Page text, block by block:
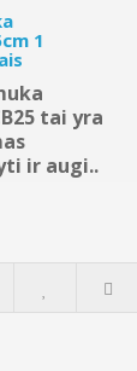
1
tai yra
ir augi..